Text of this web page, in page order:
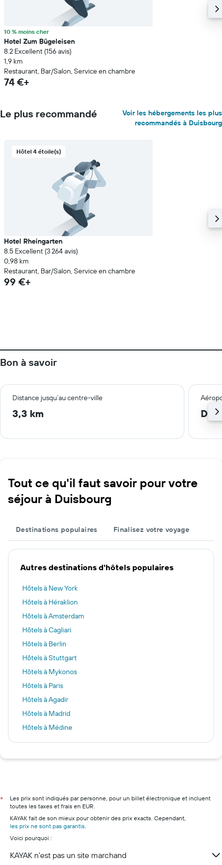
10 % moins cher
Hotel Zum Bügeleisen
8.2 Excellent (156 avis)
1,9 km
Restaurant, Bar/Salon, Service en chambre
74 €+
Le plus recommandé
Voir les hébergements les plus
recommandés à Duisbourg
Hôtel 4 étoile(s)
Hotel Rheingarten
8.5 Excellent (3 264 avis)
0,98 km
Restaurant, Bar/Salon, Service en chambre
99 €+
Bon à savoir
Distance jusqu’au centre-ville
3,3 km
Tout ce qu'il faut savoir pour votre
séjour à Duisbourg
Destinations populaires Finalisez votre voyage
Autres destinations d'hôtels populaires
Hôtels à New York
Hôtels à Héraklion
Hôtels à Amsterdam
Hôtels à Cagliari
Hôtels à Berlin
Hôtels à Stuttgart
Hôtels à Mykonos
Hôtels à Paris
Hôtels à Agadir
Hôtels à Madrid
Hôtels à Médine
Hôtels à Londres
Hôtels à Nice
Hôtels à Lyon
Hôtels à Deauville
Hôtels à Bordeaux
Hôtels à Cannes
*
Les prix sont indiqués par personne, pour un billet électronique et incluent
toutes les taxes et frais en EUR.
KAYAK fait de son mieux pour obtenir des prix exacts. Cependant,
les prix ne sont pas garantis.
Voici pourquoi :
KAYAK n'est pas un site marchand